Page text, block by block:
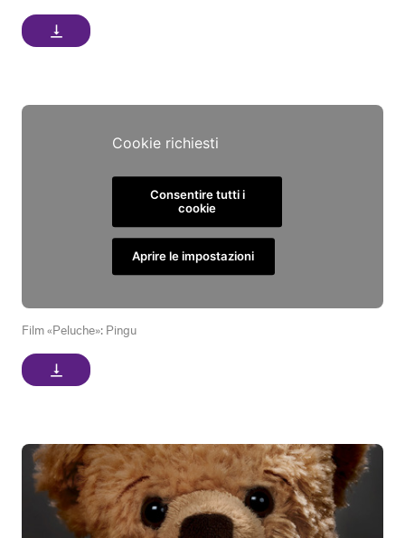
vertical_align_bottom
Cookie richiesti
Consentire tutti i
cookie
Aprire le impostazioni
Film «Peluche»: Pingu
vertical_align_bottom